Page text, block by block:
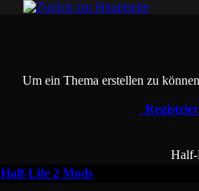
Um ein Thema erstellen zu
Half-Life 2 Mods